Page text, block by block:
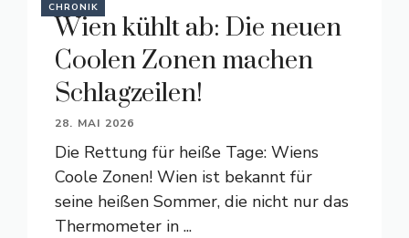
CHRONIK
Wien kühlt ab: Die neuen
Coolen Zonen machen
Schlagzeilen!
28. MAI 2026
Die Rettung für heiße Tage: Wiens
Coole Zonen! Wien ist bekannt für
seine heißen Sommer, die nicht nur das
Thermometer in ...